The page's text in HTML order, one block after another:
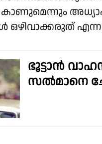
ഒഴിവാക്കരുത്
ഭൂട്ടാൻ
സൽമാനെ